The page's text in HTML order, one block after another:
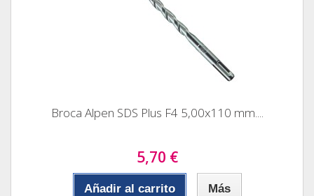
Broca Alpen SDS Plus F4 5,00x110 mm....
5,70 €
Añadir al carrito Más